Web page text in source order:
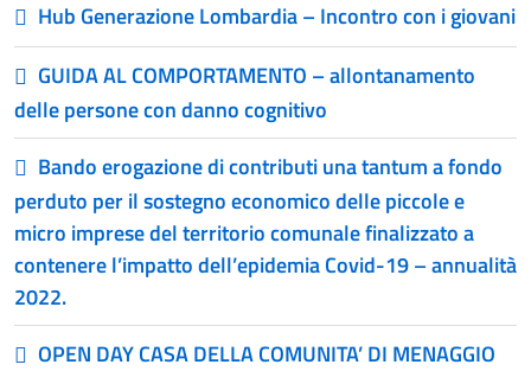
Hub Generazione Lombardia – Incontro con i giovani
GUIDA AL COMPORTAMENTO – allontanamento
delle persone con danno cognitivo
Bando erogazione di contributi una tantum a fondo
perduto per il sostegno economico delle piccole e
micro imprese del territorio comunale finalizzato a
contenere l’impatto dell’epidemia Covid-19 – annualità
2022.
OPEN DAY CASA DELLA COMUNITA’ DI MENAGGIO